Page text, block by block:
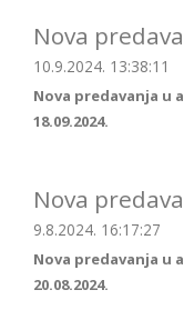
Nova
10.9.2024. 13:38:11
Nova predavanja u
18.09.2024.
Nova
9.8.2024. 16:17:27
Nova predavanja u
20.08.2024.